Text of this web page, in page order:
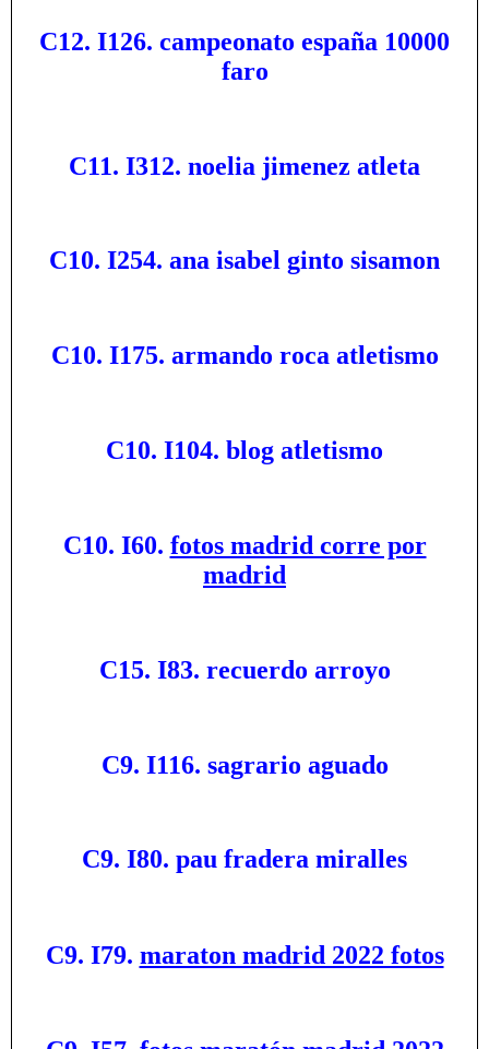
C12. I126. campeonato españa 10000
faro
C11. I312. noelia jimenez atleta
C10. I254. ana isabel ginto sisamon
C10. I175. armando roca atletismo
C10. I104. blog atletismo
C10. I60. fotos madrid corre por
madrid
C15. I83. recuerdo arroyo
C9. I116. sagrario aguado
C9. I80. pau fradera miralles
C9. I79. maraton madrid 2022 fotos